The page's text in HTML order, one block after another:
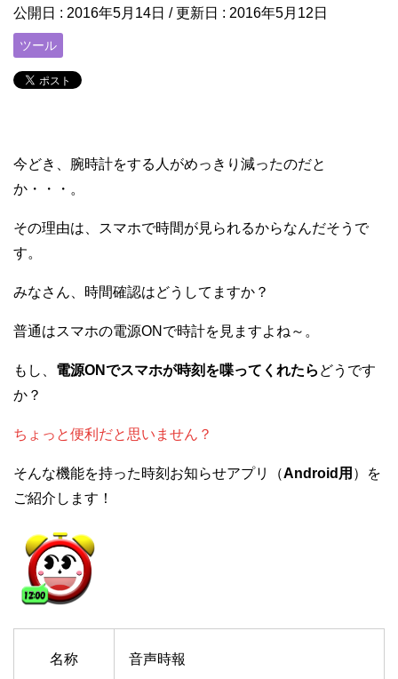
公開日 : 2016年5月14日 / 更新日 : 2016年5月12日
ツール
今どき、腕時計をする人がめっきり減ったのだと
か・・・。
その理由は、スマホで時間が見られるからなんだそうで
す。
みなさん、時間確認はどうしてますか？
普通はスマホの電源ONで時計を見ますよね～。
もし、 電源ONでスマホが時刻を喋ってくれたら どうです
か？
ちょっと便利だと思いません？
そんな機能を持った時刻お知らせアプリ（Android用 ）を
ご紹介します！
名称 音声時報